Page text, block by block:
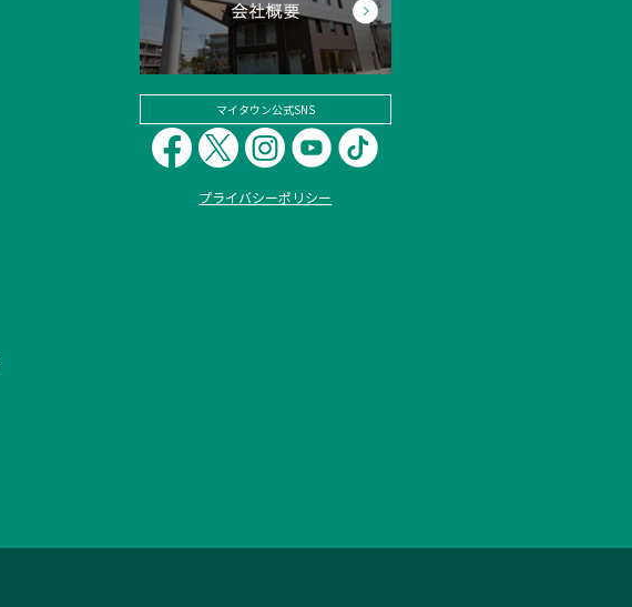
マイタウン公式SNS
プライバシーポリシー